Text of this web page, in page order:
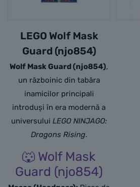
LEGO Wolf Mask
Guard (njo854)
Wolf Mask Guard (njo854),
un războinic din tabăra
inamicilor principali
introduși în era modernă a
universului LEGO NINJAGO:
Dragons Rising.
🐺 Wolf Mask
Guard (njo854)